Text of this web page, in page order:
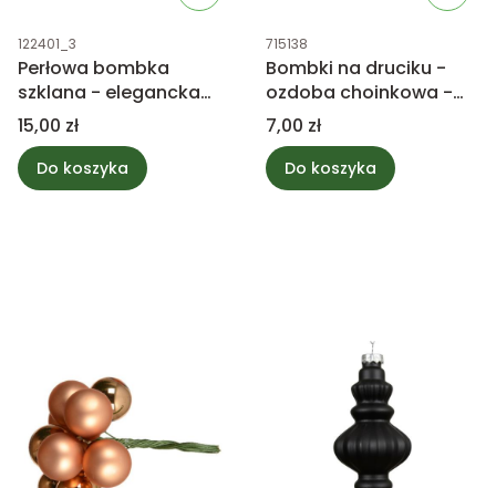
Kod produktu
122401_3
Perłowa bombka
szklana - elegancka
ozdoba choinkowa
15cm
Cena
15,00 zł
Do koszyka
Kod produktu
715138
Bombki na druciku -
ozdoba choinkowa -
brązowy mix
Cena
7,00 zł
Do koszyka